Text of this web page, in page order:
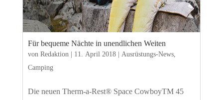
Für bequeme Nächte in unendlichen Weiten
von Redaktion| 11. April 2018| Ausrüstungs-News,
Camping
Die neuen Therm-a-Rest® Space CowboyTM 45